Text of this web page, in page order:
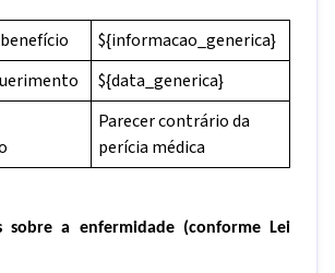
${informacao_generica}
${data_generica}
Parecer contrário da
perícia médica
sobre a enfermidade (conforme Lei